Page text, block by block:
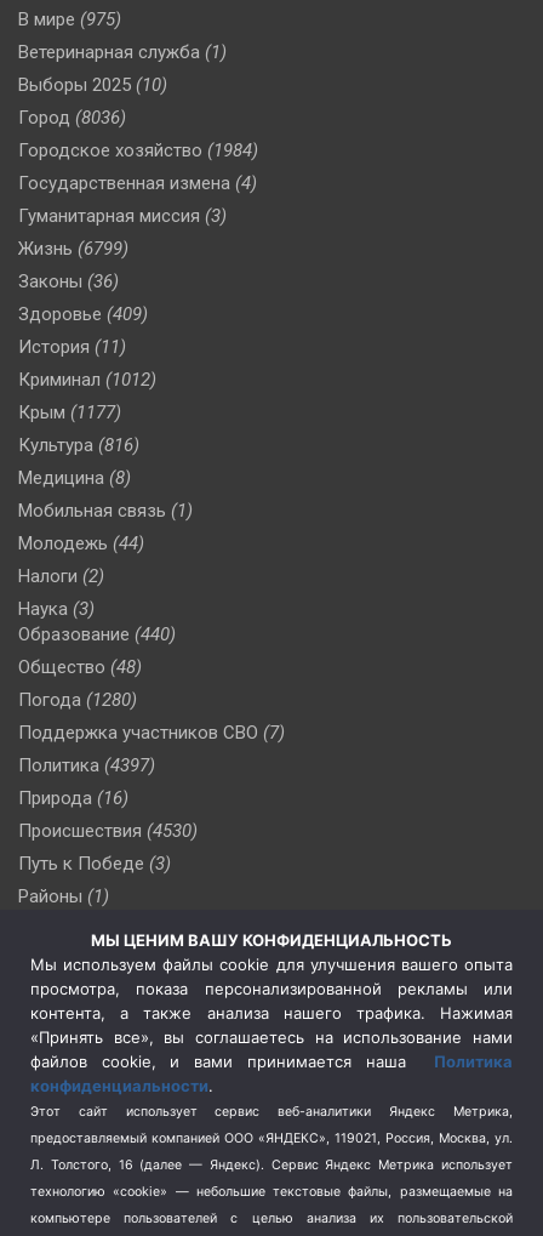
В мире (975)
Ветеринарная служба (1)
Выборы 2025 (10)
Город (8036)
Городское хозяйство (1984)
Государственная измена (4)
Гуманитарная миссия (3)
Жизнь (6799)
Законы (36)
Здоровье (409)
История (11)
Криминал (1012)
Крым (1177)
Культура (816)
Медицина (8)
Мобильная связь (1)
Молодежь (44)
Налоги (2)
Наука (3)
Образование (440)
Общество (48)
Погода (1280)
Поддержка участников СВО (7)
Политика (4397)
Природа (16)
Происшествия (4530)
Путь к Победе (3)
Районы (1)
(510)
Сельское хозяйство (3)
Социальная политика
(3)
Спецоперация в Украине
Спецоперация на Украине
(404)
Спорт (740)
Терроризм (1)
Транспорт (262)
Туризм (178)
МЫ ЦЕНИМ ВАШУ КОНФИДЕНЦИАЛЬНОСТЬ
Мы используем файлы cookie для улучшения вашего опыта
просмотра, показа персонализированной рекламы или
контента, а также анализа нашего трафика. Нажимая
«Принять все», вы соглашаетесь на использование нами
файлов cookie, и вами принимается наша Политика
конфиденциальности.
Этот сайт использует сервис веб-аналитики Яндекс Метрика,
предоставляемый компанией ООО «ЯНДЕКС», 119021, Россия, Москва, ул.
Л. Толстого, 16 (далее — Яндекс). Сервис Яндекс Метрика использует
технологию «cookie» — небольшие текстовые файлы, размещаемые на
компьютере пользователей с целью анализа их пользовательской